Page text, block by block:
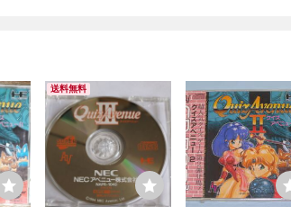
送料無料